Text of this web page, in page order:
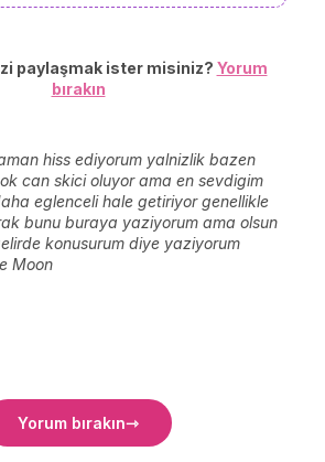
paylaşmak ister misiniz? Yorum
bırakın
hiss ediyorum yalnizlik bazen
can skici oluyor ama en sevdigim
eglenceli hale getiriyor genellikle
bunu buraya yaziyorum ama olsun
konusurum diye yaziyorum
Moon
Yorum bırakın